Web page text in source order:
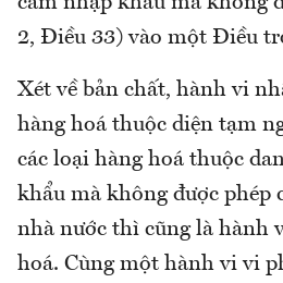
2, Điều 33) vào một Điều
Xét về bản chất, hành vi
hàng hoá thuộc diện tạm
các loại hàng hoá thuộc
khẩu mà không được phép
nhà nước thì cũng là hành
hoá. Cùng một hành vi vi